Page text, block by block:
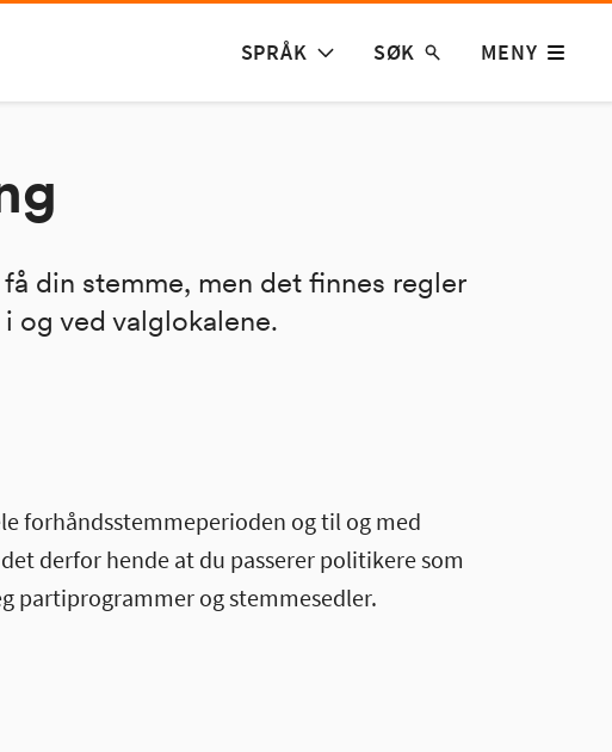
SPRÅK SØK MENY
din stemme, men det finnes regler
og ved valglokalene.
forhåndsstemmeperioden og til og med
derfor hende at du passerer politikere som
partiprogrammer og stemmesedler.